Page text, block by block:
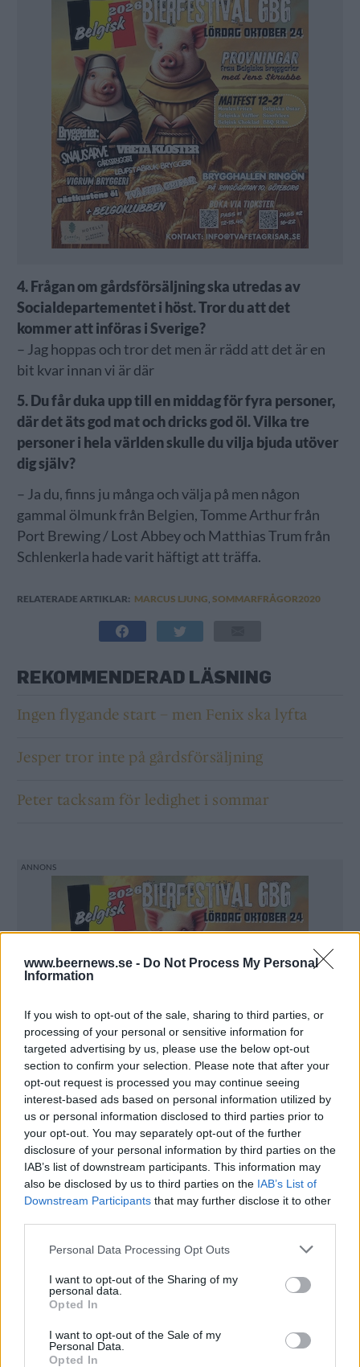
www.beernews.se - Do Not Process My Personal
Information
If you wish to opt-out of the sale, sharing to third parties, or
processing of your personal or sensitive information for
targeted advertising by us, please use the below opt-out
section to confirm your selection. Please note that after your
opt-out request is processed you may continue seeing
interest-based ads based on personal information utilized by
us or personal information disclosed to third parties prior to
your opt-out. You may separately opt-out of the further
disclosure of your personal information by third parties on the
IAB’s list of downstream participants. This information may
also be disclosed by us to third parties on the IAB’s List of
Downstream Participants that may further disclose it to other
Personal Data Processing Opt Outs
I want to opt-out of the Sharing of my
personal data.
Opted In
I want to opt-out of the Sale of my
Personal Data.
Opted In
4. Frågan om gårdsförsäljning ska utredas av
Socialdepartementet i höst. Tror du att det
kommer att införas i Sverige?
– Jag hoppas och tror det men är rädd att det är en
bit kvar innan vi är där
5. Du får duka upp till en middag för fyra personer,
där det äts god mat och dricks god öl. Vilka tre
personer i hela världen skulle du vilja bjuda utöver
dig själv?
– Ja du, finns ju många och välja på men någon
gammal ölmunk från Belgien, Tomme Arthur från
Port Brewing / Lost Abbey och Matthias Trum från
Schlenkerla hade varit häftigt att träffa.
RELATERADE ARTIKLAR: MARCUS LJUNG SOMMARFRÅGOR2020
REKOMMENDERAD LÄSNING
Ingen flygande start – men Fenix ska lyfta
Jesper tror inte på gårdsförsäljning
Peter tacksam för ledighet i sommar
Robin brygger det som inte
finns på bolaget
Publicerat2020-07-09
HEMBRYGGNING